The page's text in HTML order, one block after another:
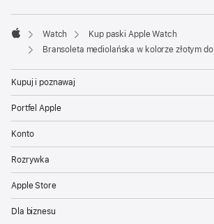
Apple
Watch
Kup paski Apple Watch
Bransoleta mediolańska w kolorze złotym do
Kupuj i poznawaj
Portfel Apple
Konto
Rozrywka
Apple Store
Dla biznesu